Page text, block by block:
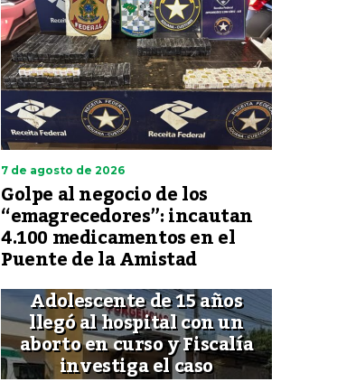
7 de agosto de 2026
Golpe al negocio de los
“emagrecedores”: incautan
4.100 medicamentos en el
Puente de la Amistad
Adolescente de 15 años
llegó al hospital con un
aborto en curso y Fiscalía
investiga el caso